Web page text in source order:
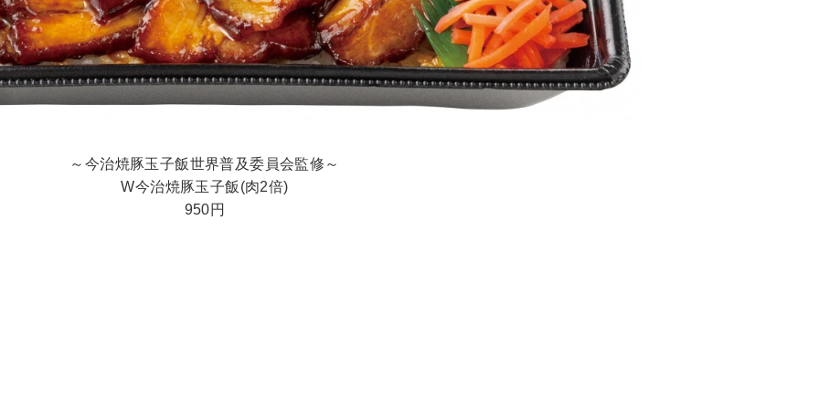
～今治焼豚玉子飯世界普及委員会監修～
W今治焼豚玉子飯(肉2倍)
950円